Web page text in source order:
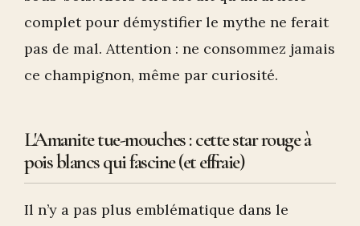
complet pour démystifier le mythe ne ferait
pas de mal. Attention : ne consommez jamais
ce champignon, même par curiosité.
L'Amanite tue-mouches : cette star rouge à
pois blancs qui fascine (et effraie)
Il n’y a pas plus emblématique dans le